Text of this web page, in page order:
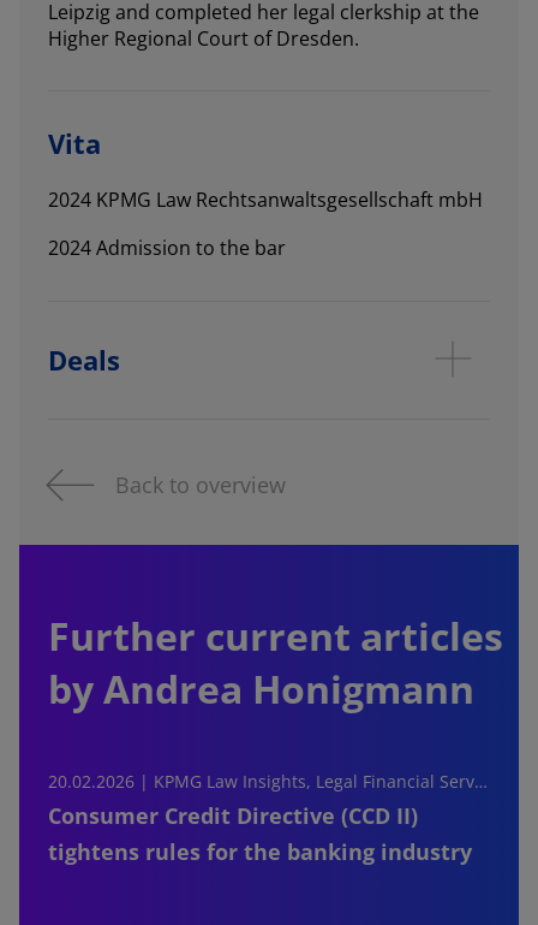
Leipzig and completed her legal clerkship at the
Higher Regional Court of Dresden.
Vita
2024 KPMG Law Rechtsanwaltsgesellschaft mbH
2024 Admission to the bar
Deals
Back to overview
Further current articles
by Andrea Honigmann
20.02.2026 | KPMG Law Insights, Legal Financial Services
Consumer Credit Directive (CCD II)
tightens rules for the banking industry